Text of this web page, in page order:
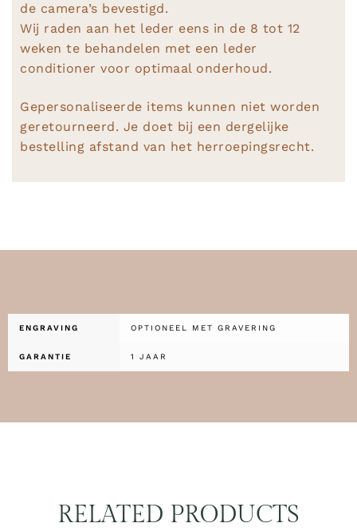
de camera’s bevestigd.
Wij raden aan het leder eens in de 8 tot 12
weken te behandelen met een leder
conditioner voor optimaal onderhoud.
Gepersonaliseerde items kunnen niet worden
geretourneerd. Je doet bij een dergelijke
bestelling afstand van het herroepingsrecht.
ENGRAVING OPTIONEEL MET GRAVERING
GARANTIE 1 JAAR
RELATED PRODUCTS